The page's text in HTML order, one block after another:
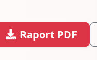
Raport PDF